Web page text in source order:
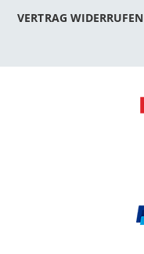
VERTRAG WIDERRUFEN